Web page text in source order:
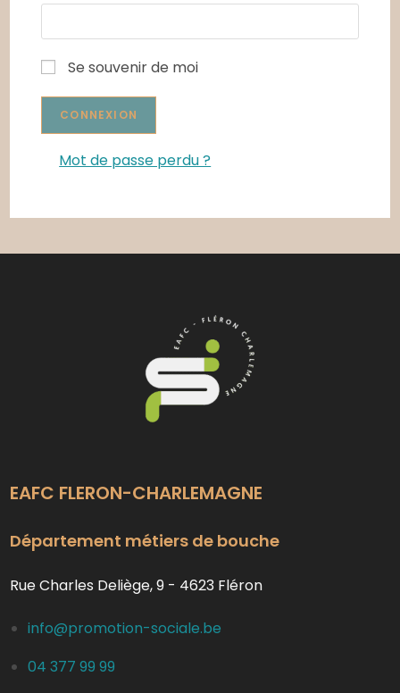
Se souvenir de moi
Mot de passe perdu ?
EAFC FLERON-CHARLEMAGNE
Département métiers de bouche
Rue Charles Deliège, 9 - 4623 Fléron
info@promotion-sociale.be
04 377 99 99